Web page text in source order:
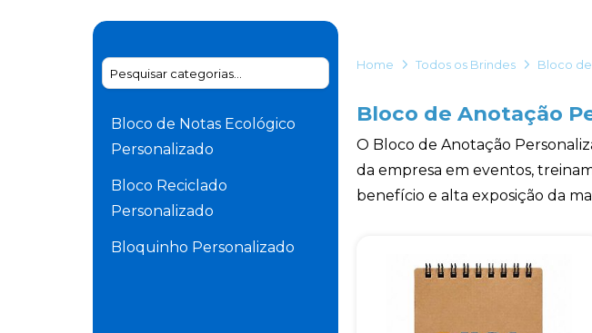
Bloco de Notas Ecológico
Personalizado
Bloco Reciclado
Personalizado
Bloquinho Personalizado
Home Todos os Brindes Bloco
Bloco de Anotação
O Bloco de Anotação
da empresa em eventos,
benefício e alta exposição da